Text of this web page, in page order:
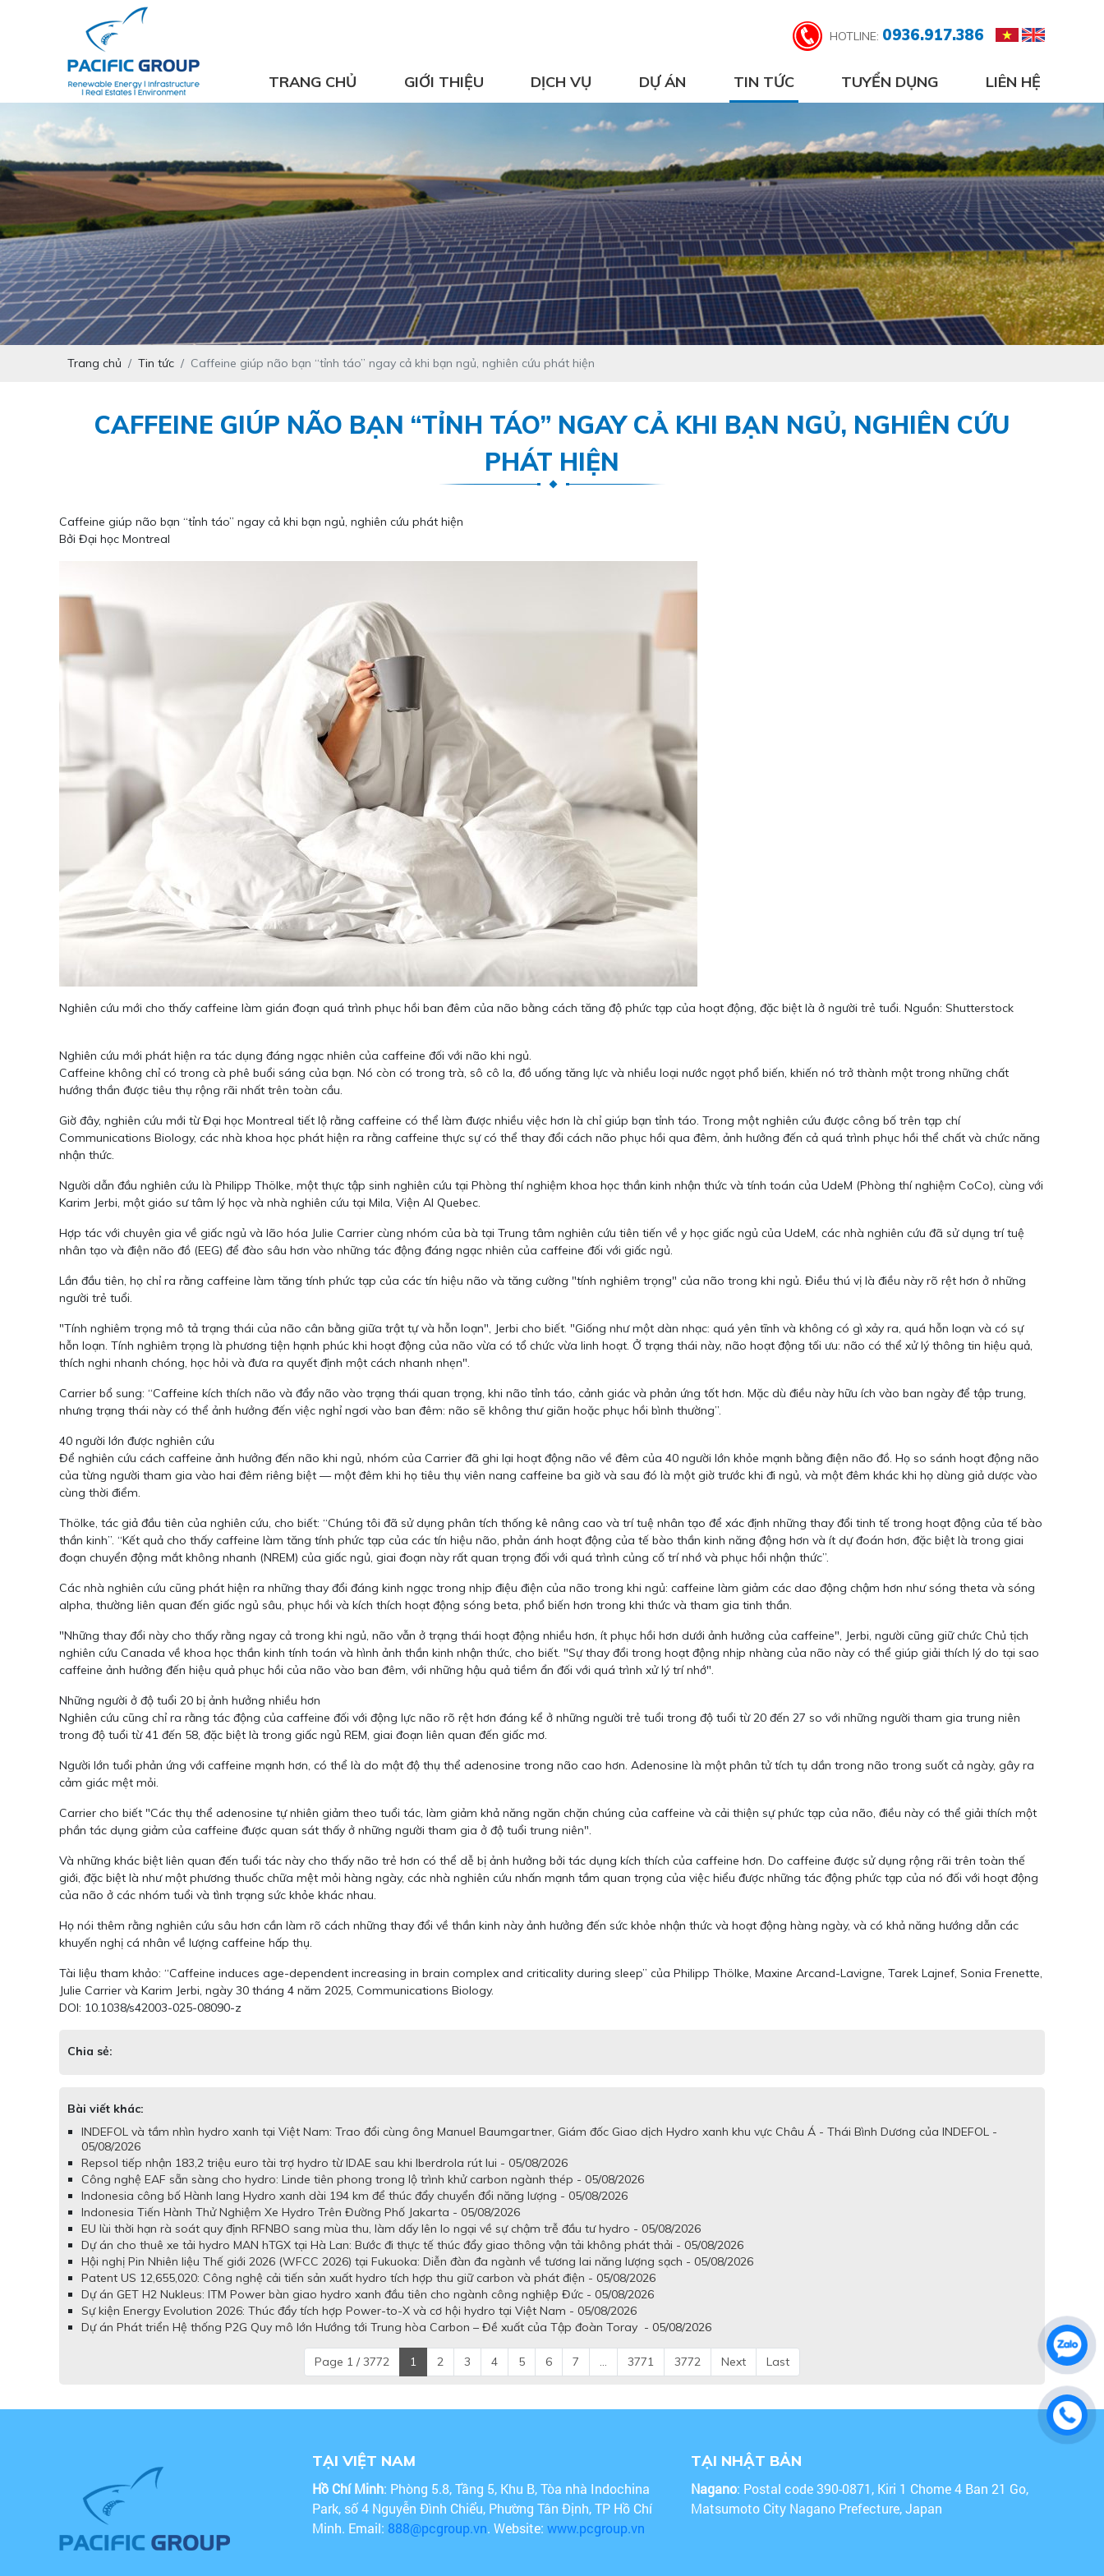
HOTLINE: 0936.917.386
TRANG CHỦ GIỚI THIỆU DỊCH VỤ DỰ ÁN TIN TỨC TUYỂN DỤNG LIÊN HỆ
Trang chủ Tin tức Caffeine giúp não bạn “tỉnh táo” ngay cả khi bạn ngủ, nghiên cứu phát hiện
CAFFEINE GIÚP NÃO BẠN “TỈNH TÁO” NGAY CẢ KHI BẠN NGỦ, NGHIÊN CỨU
PHÁT HIỆN
Caffeine giúp não bạn “tỉnh táo” ngay cả khi bạn ngủ, nghiên cứu phát hiện
Bởi Đại học Montreal
Nghiên cứu mới cho thấy caffeine làm gián đoạn quá trình phục hồi ban đêm của não bằng cách tăng độ phức tạp của hoạt động, đặc biệt là ở người trẻ tuổi. Nguồn: Shutterstock
Nghiên cứu mới phát hiện ra tác dụng đáng ngạc nhiên của caffeine đối với não khi ngủ.
Caffeine không chỉ có trong cà phê buổi sáng của bạn. Nó còn có trong trà, sô cô la, đồ uống tăng lực và nhiều loại nước ngọt phổ biến, khiến nó trở thành một trong những chất
hướng thần được tiêu thụ rộng rãi nhất trên toàn cầu.
Giờ đây, nghiên cứu mới từ Đại học Montreal tiết lộ rằng caffeine có thể làm được nhiều việc hơn là chỉ giúp bạn tỉnh táo. Trong một nghiên cứu được công bố trên tạp chí
Communications Biology, các nhà khoa học phát hiện ra rằng caffeine thực sự có thể thay đổi cách não phục hồi qua đêm, ảnh hưởng đến cả quá trình phục hồi thể chất và chức năng
nhận thức.
Người dẫn đầu nghiên cứu là Philipp Thölke, một thực tập sinh nghiên cứu tại Phòng thí nghiệm khoa học thần kinh nhận thức và tính toán của UdeM (Phòng thí nghiệm CoCo), cùng với
Karim Jerbi, một giáo sư tâm lý học và nhà nghiên cứu tại Mila, Viện AI Quebec.
Hợp tác với chuyên gia về giấc ngủ và lão hóa Julie Carrier cùng nhóm của bà tại Trung tâm nghiên cứu tiên tiến về y học giấc ngủ của UdeM, các nhà nghiên cứu đã sử dụng trí tuệ
nhân tạo và điện não đồ (EEG) để đào sâu hơn vào những tác động đáng ngạc nhiên của caffeine đối với giấc ngủ.
Lần đầu tiên, họ chỉ ra rằng caffeine làm tăng tính phức tạp của các tín hiệu não và tăng cường "tính nghiêm trọng" của não trong khi ngủ. Điều thú vị là điều này rõ rệt hơn ở những
người trẻ tuổi.
"Tính nghiêm trọng mô tả trạng thái của não cân bằng giữa trật tự và hỗn loạn", Jerbi cho biết. "Giống như một dàn nhạc: quá yên tĩnh và không có gì xảy ra, quá hỗn loạn và có sự
hỗn loạn. Tính nghiêm trọng là phương tiện hạnh phúc khi hoạt động của não vừa có tổ chức vừa linh hoạt. Ở trạng thái này, não hoạt động tối ưu: não có thể xử lý thông tin hiệu quả,
thích nghi nhanh chóng, học hỏi và đưa ra quyết định một cách nhanh nhẹn".
Carrier bổ sung: “Caffeine kích thích não và đẩy não vào trạng thái quan trọng, khi não tỉnh táo, cảnh giác và phản ứng tốt hơn. Mặc dù điều này hữu ích vào ban ngày để tập trung,
nhưng trạng thái này có thể ảnh hưởng đến việc nghỉ ngơi vào ban đêm: não sẽ không thư giãn hoặc phục hồi bình thường”.
40 người lớn được nghiên cứu
Để nghiên cứu cách caffeine ảnh hưởng đến não khi ngủ, nhóm của Carrier đã ghi lại hoạt động não về đêm của 40 người lớn khỏe mạnh bằng điện não đồ. Họ so sánh hoạt động não
của từng người tham gia vào hai đêm riêng biệt — một đêm khi họ tiêu thụ viên nang caffeine ba giờ và sau đó là một giờ trước khi đi ngủ, và một đêm khác khi họ dùng giả dược vào
cùng thời điểm.
Thölke, tác giả đầu tiên của nghiên cứu, cho biết: “Chúng tôi đã sử dụng phân tích thống kê nâng cao và trí tuệ nhân tạo để xác định những thay đổi tinh tế trong hoạt động của tế bào
thần kinh”. “Kết quả cho thấy caffeine làm tăng tính phức tạp của các tín hiệu não, phản ánh hoạt động của tế bào thần kinh năng động hơn và ít dự đoán hơn, đặc biệt là trong giai
đoạn chuyển động mắt không nhanh (NREM) của giấc ngủ, giai đoạn này rất quan trọng đối với quá trình củng cố trí nhớ và phục hồi nhận thức”.
Các nhà nghiên cứu cũng phát hiện ra những thay đổi đáng kinh ngạc trong nhịp điệu điện của não trong khi ngủ: caffeine làm giảm các dao động chậm hơn như sóng theta và sóng
alpha, thường liên quan đến giấc ngủ sâu, phục hồi và kích thích hoạt động sóng beta, phổ biến hơn trong khi thức và tham gia tinh thần.
"Những thay đổi này cho thấy rằng ngay cả trong khi ngủ, não vẫn ở trạng thái hoạt động nhiều hơn, ít phục hồi hơn dưới ảnh hưởng của caffeine", Jerbi, người cũng giữ chức Chủ tịch
nghiên cứu Canada về khoa học thần kinh tính toán và hình ảnh thần kinh nhận thức, cho biết. "Sự thay đổi trong hoạt động nhịp nhàng của não này có thể giúp giải thích lý do tại sao
caffeine ảnh hưởng đến hiệu quả phục hồi của não vào ban đêm, với những hậu quả tiềm ẩn đối với quá trình xử lý trí nhớ".
Những người ở độ tuổi 20 bị ảnh hưởng nhiều hơn
Nghiên cứu cũng chỉ ra rằng tác động của caffeine đối với động lực não rõ rệt hơn đáng kể ở những người trẻ tuổi trong độ tuổi từ 20 đến 27 so với những người tham gia trung niên
trong độ tuổi từ 41 đến 58, đặc biệt là trong giấc ngủ REM, giai đoạn liên quan đến giấc mơ.
Người lớn tuổi phản ứng với caffeine mạnh hơn, có thể là do mật độ thụ thể adenosine trong não cao hơn. Adenosine là một phân tử tích tụ dần trong não trong suốt cả ngày, gây ra
cảm giác mệt mỏi.
Carrier cho biết "Các thụ thể adenosine tự nhiên giảm theo tuổi tác, làm giảm khả năng ngăn chặn chúng của caffeine và cải thiện sự phức tạp của não, điều này có thể giải thích một
phần tác dụng giảm của caffeine được quan sát thấy ở những người tham gia ở độ tuổi trung niên".
Và những khác biệt liên quan đến tuổi tác này cho thấy não trẻ hơn có thể dễ bị ảnh hưởng bởi tác dụng kích thích của caffeine hơn. Do caffeine được sử dụng rộng rãi trên toàn thế
giới, đặc biệt là như một phương thuốc chữa mệt mỏi hàng ngày, các nhà nghiên cứu nhấn mạnh tầm quan trọng của việc hiểu được những tác động phức tạp của nó đối với hoạt động
của não ở các nhóm tuổi và tình trạng sức khỏe khác nhau.
Họ nói thêm rằng nghiên cứu sâu hơn cần làm rõ cách những thay đổi về thần kinh này ảnh hưởng đến sức khỏe nhận thức và hoạt động hàng ngày, và có khả năng hướng dẫn các
khuyến nghị cá nhân về lượng caffeine hấp thụ.
Tài liệu tham khảo: “Caffeine induces age-dependent increasing in brain complex and criticality during sleep” của Philipp Thölke, Maxine Arcand-Lavigne, Tarek Lajnef, Sonia Frenette,
Julie Carrier và Karim Jerbi, ngày 30 tháng 4 năm 2025, Communications Biology.
DOI: 10.1038/s42003-025-08090-z
Chia sẻ:
Bài viết khác:
INDEFOL và tầm nhìn hydro xanh tại Việt Nam: Trao đổi cùng ông Manuel Baumgartner, Giám đốc Giao dịch Hydro xanh khu vực Châu Á - Thái Bình Dương của INDEFOL -
05/08/2026
Repsol tiếp nhận 183,2 triệu euro tài trợ hydro từ IDAE sau khi Iberdrola rút lui - 05/08/2026
Công nghệ EAF sẵn sàng cho hydro: Linde tiên phong trong lộ trình khử carbon ngành thép - 05/08/2026
Indonesia công bố Hành lang Hydro xanh dài 194 km để thúc đẩy chuyển đổi năng lượng - 05/08/2026
Indonesia Tiến Hành Thử Nghiệm Xe Hydro Trên Đường Phố Jakarta - 05/08/2026
EU lùi thời hạn rà soát quy định RFNBO sang mùa thu, làm dấy lên lo ngại về sự chậm trễ đầu tư hydro - 05/08/2026
Dự án cho thuê xe tải hydro MAN hTGX tại Hà Lan: Bước đi thực tế thúc đẩy giao thông vận tải không phát thải - 05/08/2026
Hội nghị Pin Nhiên liệu Thế giới 2026 (WFCC 2026) tại Fukuoka: Diễn đàn đa ngành về tương lai năng lượng sạch - 05/08/2026
Patent US 12,655,020: Công nghệ cải tiến sản xuất hydro tích hợp thu giữ carbon và phát điện - 05/08/2026
Dự án GET H2 Nukleus: ITM Power bàn giao hydro xanh đầu tiên cho ngành công nghiệp Đức - 05/08/2026
Sự kiện Energy Evolution 2026: Thúc đẩy tích hợp Power-to-X và cơ hội hydro tại Việt Nam - 05/08/2026
Dự án Phát triển Hệ thống P2G Quy mô lớn Hướng tới Trung hòa Carbon – Đề xuất của Tập đoàn Toray - 05/08/2026
Page 1 / 3772 1 2 3 4 5 6 7 ... 3771 3772 Next Last
TẠI VIỆT NAM
Hồ Chí Minh: Phòng 5.8, Tầng 5, Khu B, Tòa nhà Indochina
Park, số 4 Nguyễn Đình Chiểu, Phường Tân Định, TP Hồ Chí
Minh. Email: 888@pcgroup.vn. Website: www.pcgroup.vn
TẠI NHẬT BẢN
Nagano: Postal code 390-0871, Kiri 1 Chome 4 Ban 21 Go,
Matsumoto City Nagano Prefecture, Japan